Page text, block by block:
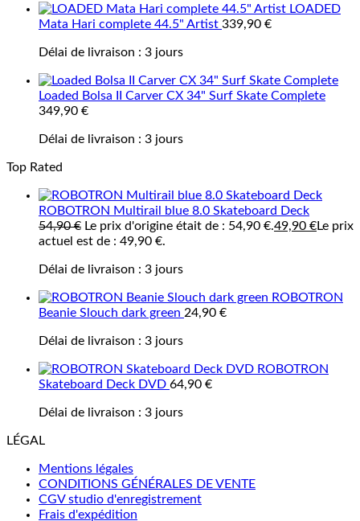
LOADED
Mata Hari complete 44.5" Artist 339,90 €
Délai de livraison : 3 jours
Loaded Bolsa II Carver CX 34" Surf Skate Complete
349,90 €
Délai de livraison : 3 jours
Top Rated
ROBOTRON Multirail blue 8.0 Skateboard Deck
54,90€ Le prix d'origine était de : 54,90 €.49,90 €Le prix
actuel est de : 49,90 €.
Délai de livraison : 3 jours
ROBOTRON
Beanie Slouch dark green 24,90 €
Délai de livraison : 3 jours
ROBOTRON
Skateboard Deck DVD 64,90 €
Délai de livraison : 3 jours
LÉGAL
Mentions légales
CONDITIONS GÉNÉRALES DE VENTE
CGV studio d'enregistrement
Frais d'expédition